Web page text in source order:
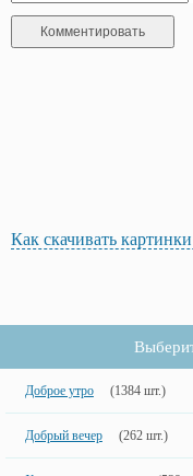
Как скачивать
Доброе утро (1384 шт.)
Добрый вечер (262 шт.)